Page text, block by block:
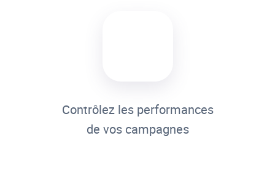
Contrôlez les performances
de vos campagnes